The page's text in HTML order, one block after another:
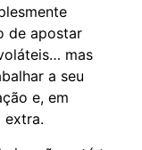
de apostar
mas
a seu
e, em
extra.